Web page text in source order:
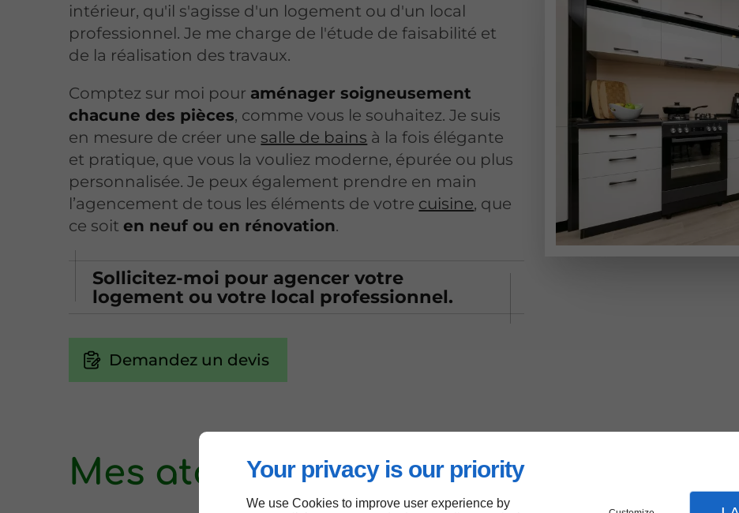
Your privacy is our priority
We use Cookies to improve user experience by
intérieur, qu'il s'agisse d'un logement ou d'un local
professionnel. Je me charge de l'étude de faisabilité et
de la réalisation des travaux.
Comptez sur moi pour aménager soigneusement
chacune des pièces, comme vous le souhaitez. Je suis
en mesure de créer une salle de bains à la fois élégante
et pratique, que vous la vouliez moderne, épurée ou plus
personnalisée. Je peux également prendre en main
l’agencement de tous les éléments de votre cuisine, que
ce soiten neuf ou en rénovation.
Sollicitez-moi pour agencer votre
logement ou votre local professionnel.
Demandez un devis
Mes atouts